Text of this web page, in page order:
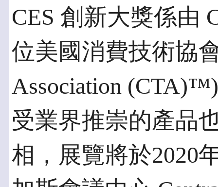
CES 創新大獎係由
位美國消費技術協
Association
受業界推崇的產品
相，展覽將於2020